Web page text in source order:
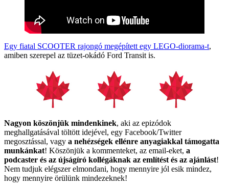
Egy fiatal SCOOTER rajongó megépített egy LEGO-diorama-t,
amiben szerepel az tüzet-okádó Ford Transit is.
Nagyon köszönjük mindenkinek, aki az epizódok
meghallgatásával töltött idejével, egy Facebook/Twitter
megosztással, vagy a nehézségek ellénre anyagiakkal támogatta
munkánkat! Köszönjük a kommenteket, az email-eket, a
podcaster és az újságíró kollégáknak az említést és az ajánlást!
Nem tudjuk elégszer elmondani, hogy mennyire jól esik mindez,
hogy mennyire örülünk mindezeknek!